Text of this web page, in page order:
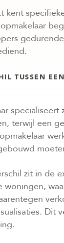
kent
TUSSEN
terwijl een
zit in de
woningen,
Dit